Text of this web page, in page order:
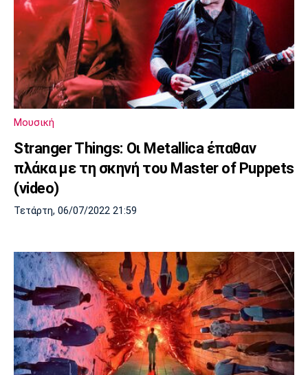
Μουσική
Stranger Things: Οι Metallica έπαθαν
πλάκα με τη σκηνή του Master of Puppets
(video)
Τετάρτη, 06/07/2022 21:59